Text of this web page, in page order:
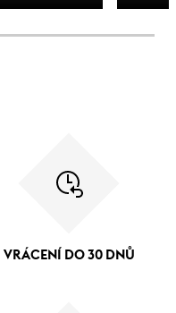
VRÁCENÍ DO 30 DNŮ